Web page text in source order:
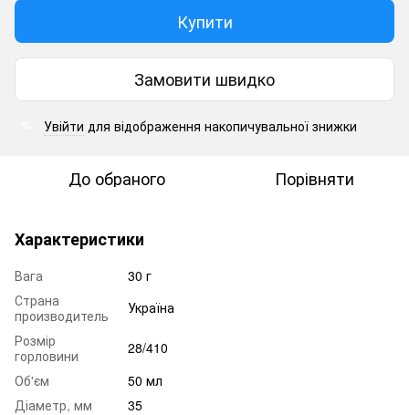
Купити
Замовити швидко
Увійти для відображення накопичувальної знижки
До обраного Порівняти
Характеристики
Вага
30 г
Страна
производитель
Україна
Розмір
горловини
28/410
Об'єм
50 мл
Діаметр, мм
35